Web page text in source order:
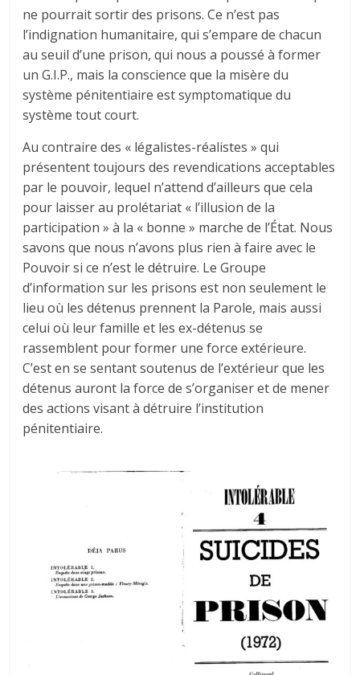
ne pourrait sortir des prisons. Ce n’est pas
l’indignation humanitaire, qui s’empare de chacun
au seuil d’une prison, qui nous a poussé à former
un G.I.P., mais la conscience que la misère du
système pénitentiaire est symptomatique du
système tout court.
Au contraire des « légalistes-réalistes » qui
présentent toujours des revendications acceptables
par le pouvoir, lequel n’attend d’ailleurs que cela
pour laisser au prolétariat « l’illusion de la
participation » à la « bonne » marche de l’État. Nous
savons que nous n’avons plus rien à faire avec le
Pouvoir si ce n’est le détruire. Le Groupe
d’information sur les prisons est non seulement le
lieu où les détenus prennent la Parole, mais aussi
celui où leur famille et les ex-détenus se
rassemblent pour former une force extérieure.
C’est en se sentant soutenus de l’extérieur que les
détenus auront la force de s’organiser et de mener
des actions visant à détruire l’institution
pénitentiaire.